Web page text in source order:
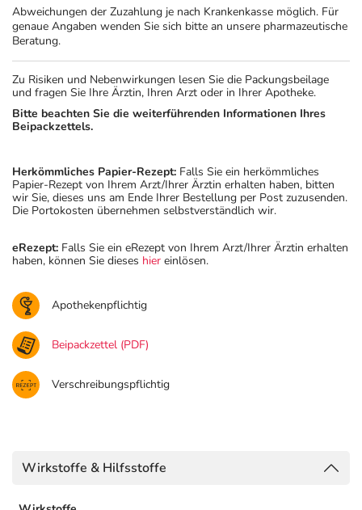
Abweichungen der Zuzahlung je nach Krankenkasse möglich. Für
genaue Angaben wenden Sie sich bitte an unsere pharmazeutische
Beratung.
Zu Risiken und Nebenwirkungen lesen Sie die Packungsbeilage
und fragen Sie Ihre Ärztin, Ihren Arzt oder in Ihrer Apotheke.
Bitte beachten Sie die weiterführenden Informationen Ihres
Beipackzettels.
Herkömmliches Papier-Rezept: Falls Sie ein herkömmliches
Papier-Rezept von Ihrem Arzt/Ihrer Ärztin erhalten haben, bitten
wir Sie, dieses uns am Ende Ihrer Bestellung per Post zuzusenden.
Die Portokosten übernehmen selbstverständlich wir.
eRezept: Falls Sie ein eRezept von Ihrem Arzt/Ihrer Ärztin erhalten
haben, können Sie dieses hier einlösen.
Apothekenpflichtig
Beipackzettel (PDF)
Verschreibungspflichtig
Wirkstoffe & Hilfsstoffe